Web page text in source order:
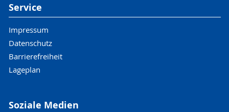
Service
Impressum
Datenschutz
Barrierefreiheit
Lageplan
Soziale Medien